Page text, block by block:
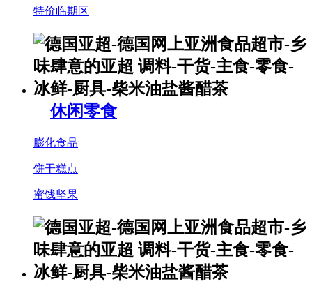
特价临期区
休闲零食
膨化食品
饼干糕点
蜜饯坚果